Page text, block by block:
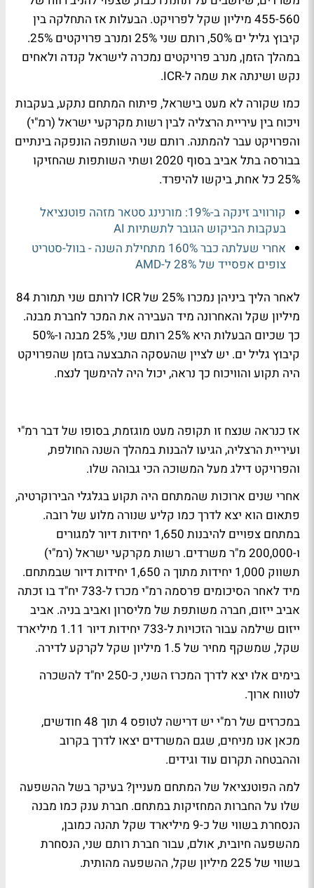
455-560 מיליון שקל לפרויקט. הבעלות אז התחלקה בין
קיבוץ גליל ים 50%, רותם שני 25% ומנרב פרויקטים 25%.
במהלך הזמן, מנרב פרויקטים נמכרה לישראל קנדה ולאחים
נקש ושינתה את שמה ל-ICR.
כמו שקורה לא מעט בישראל, פיתוח המתחם נתקע, בעקבות
ויכוח בין עיריית הרצליה לבין רשות מקרקעי ישראל (רמ"י)
והפרויקט עבר להמתנה. רותם שני השותפה הונפקה בינתיים
בבורסה בתל אביב בסוף 2020 ושתי השותפות שהחזיקו
25% כל אחת, ביקשו להיפרד.
קורוויב זינקה ב-19%: מורנינג סטאר מזהה פוטנציאל
בעקבות הביקוש הגובר לתשתיות AI
אחרי שעלתה כבר 160% מתחילת השנה - בוול-סטריט
צופים אפסייד של 28% ל-AMD
לאחר הליך ביניהן נמכרו 25% של ICR לרותם שני תמורת 84
מיליון שקל והאחרונה מיד העבירה את המכר לחברת מבנה.
כך שכיום הבעלות היא 25% רותם שני, 25% מבנה ו-50%
קיבוץ גליל ים. יש לציין שהעסקה התבצעה בזמן שהפרויקט
היה תקוע והוויכוח כך נראה, יכול היה להימשך לנצח.
אז כנראה שנצח זו תקופה מעט מוגזמת, בסופו של דבר רמ"י
ועיריית הרצליה, הגיעו להבנות במהלך השנה החולפת,
והפרויקט דילג מעל המשוכה הכי גבוהה שלו.
אחרי שנים ארוכות שהמתחם היה תקוע בגלגלי הבירוקרטיה,
פתאום הוא יצא לדרך כמו קליע שנורה מלוע של רובה.
במתחם צפויים להיבנות 1,650 יחידות דיור למגורים
ו-200,000 מ"ר משרדים. רשות מקרקעי ישראל (רמ"י)
תשווק 1,000 יחידות מתוך ה 1,650 יחידות דיור שבמתחם.
מיד לאחר הסיכומים פרסמה רמ"י מכרז ל-733 יח"ד בו זכתה
אביב ייזום, חברה משותפת של מליסרון ואביב בניה. אביב
ייזום שילמה עבור הזכויות ל-733 יחידות דיור 1.11 מיליארד
שקל, שמשקף מחיר של 1.5 מיליון שקל לקרקע לדירה.
בימים אלו יצא לדרך המכרז השני, כ-250 יח"ד להשכרה
לטווח ארוך.
במכרזים של רמ"י יש דרישה לטופס 4 תוך 48 חודשים,
מכאן אנו מניחים, שגם המשרדים יצאו לדרך בקרוב
וההבטחה תקרום עוד וגידים.
למה הפוטנציאל של המתחם מעניין? בעיקר בשל ההשפעה
שלו על החברות המחזיקות במתחם. חברת ענק כמו מבנה
הנסחרת בשווי של כ-9 מיליארד שקל תהנה כמובן,
מהשפעה חיובית, אולם, עבור חברת רותם שני, הנסחרת
בשווי של 225 מיליון שקל, ההשפעה מהותית.